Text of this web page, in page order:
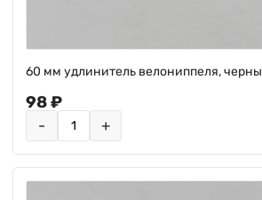
60 мм удлинитель велониппеля,
98 ₽
- +